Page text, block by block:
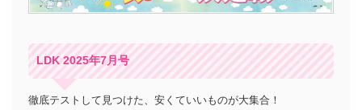
LDK 2025年7月号
徹底テストして見つけた、安くていいものが大集合！